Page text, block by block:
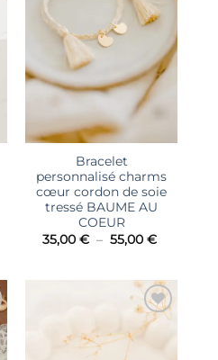
Bracelet
personnalisé charms
cœur cordon de soie
tressé BAUME AU
COEUR
35,00 € – 55,00 €Plage
à
55,00 €
Ajouter
à la liste